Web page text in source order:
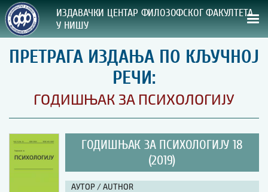
ИЗДАВАЧКИ ЦЕНТАР ФИЛОЗОФСКОГ ФАКУЛТЕТА
У НИШУ
СВА НАША ИЗДАЊА
ВРСТА ИЗДАЊА:
ПРЕГЛЕД
УПУТСТВА
ПРЕТРАГА ИЗДАЊА ПО КЉУЧНОЈ
РЕЧИ:
ГОДИШЊАК ЗА ПСИХОЛОГИЈУ
ГОДИШЊАК ЗА ПСИХОЛОГИЈУ 18
(2019)
АУТОР / AUTHOR